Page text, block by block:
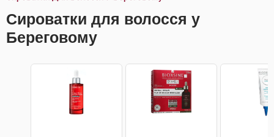
Сироватки для волосся у
Береговому